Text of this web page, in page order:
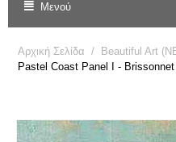
Μενού
Αρχική Σελίδα / Beautiful Art
Pastel Coast Panel I -